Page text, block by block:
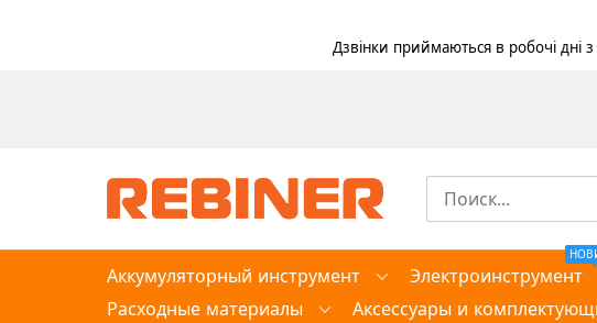
Дзвінки приймаються в робочі дні
Аккумуляторный инструмент Электроинструмент
Расходные материалы
Аксессуары и